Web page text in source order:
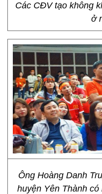
Các CĐV tạo không
ở
Ông Hoàng Danh
huyện Yên Thành